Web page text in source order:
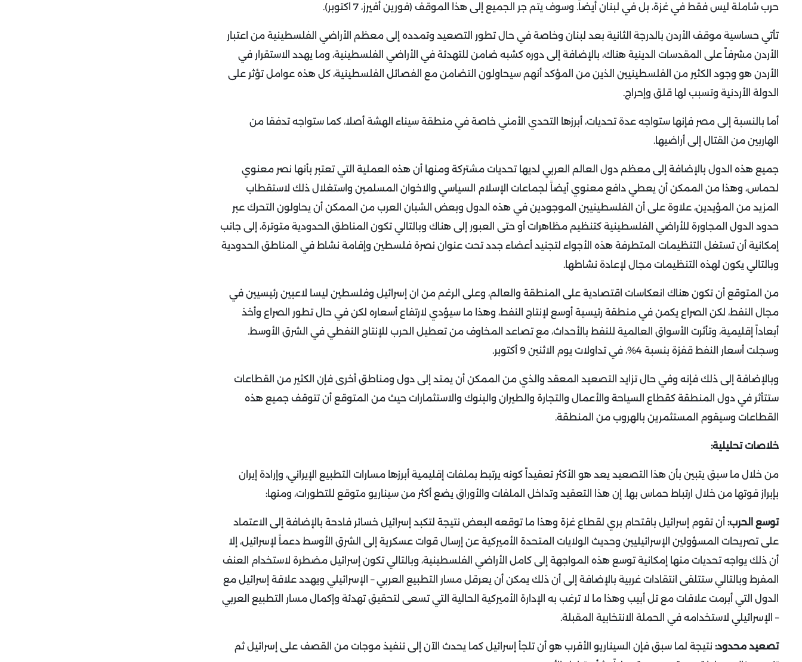
حرب شاملة ليس فقط في غزة، بل في لبنان أيضاً. وسوف يتم جر الجميع إلى هذا الموقف (فورين أفيرز، 7 اكتوبر).
تأتي حساسية موقف الأردن بالدرجة الثانية بعد لبنان وخاصة في حال تطور التصعيد وتمدده إلى معظم الأراضي الفلسطينية من اعتبار
الأردن مشرفاً على المقدسات الدينية هناك، بالإضافة إلى دوره كشبه ضامن للتهدئة في الأراضي الفلسطينية، وما يهدد الاستقرار في
الأردن هو وجود الكثير من الفلسطينيين الذين من المؤكد أنهم سيحاولون التضامن مع الفصائل الفلسطينية، كل هذه عوامل تؤثر على
الدولة الأردنية وتسبب لها قلق وإحراج.
أما بالنسبة إلى مصر فإنها ستواجه عدة تحديات، أبرزها التحدي الأمني خاصة في منطقة سيناء الهشة أصلا، كما ستواجه تدفقا من
الهاربين من القتال إلى أراضيها.
جميع هذه الدول بالإضافة إلى معظم دول العالم العربي لديها تحديات مشتركة ومنها أن هذه العملية التي تعتبر بأنها نصر معنوي
لحماس، وهذا من الممكن أن يعطي دافع معنوي أيضاً لجماعات الإسلام السياسي والاخوان المسلمين واستغلال ذلك لاستقطاب
المزيد من المؤيدين، علاوة على أن الفلسطينيين الموجودين في هذه الدول وبعض الشبان العرب من الممكن أن يحاولون التحرك عبر
حدود الدول المجاورة للأراضي الفلسطينية كتنظيم مظاهرات أو حتى العبور إلى هناك وبالتالي تكون المناطق الحدودية متوترة، إلى جانب
إمكانية أن تستغل التنظيمات المتطرفة هذه الأجواء لتجنيد أعضاء جدد تحت عنوان نصرة فلسطين وإقامة نشاط في المناطق الحدودية
وبالتالي يكون لهذه التنظيمات مجال لإعادة نشاطها.
من المتوقع أن تكون هناك انعكاسات اقتصادية على المنطقة والعالم، وعلى الرغم من ان إسرائيل وفلسطين ليسا لاعبين رئيسيين في
مجال النفط، لكن الصراع يكمن في منطقة رئيسية أوسع لإنتاج النفط، وهذا ما سيؤدي لارتفاع أسعاره لكن في حال تطور الصراع وأخذ
أبعاداً إقليمية، وتأثرت الأسواق العالمية للنفط بالأحداث، مع تصاعد المخاوف من تعطيل الحرب للإنتاج النفطي في الشرق الأوسط.
وسجلت أسعار النفط قفزة بنسبة 4%، في تداولات يوم الاثنين 9 أكتوبر.
وبالإضافة إلى ذلك فإنه وفي حال تزايد التصعيد المعقد والذي من الممكن أن يمتد إلى دول ومناطق أخرى فإن الكثير من القطاعات
ستتأثر في دول المنطقة كقطاع السياحة والأعمال والتجارة والطيران والبنوك والاستثمارات حيث من المتوقع أن تتوقف جميع هذه
القطاعات وسيقوم المستثمرين بالهروب من المنطقة.
خلاصات تحليلية:
من خلال ما سبق يتبين بأن هذا التصعيد يعد هو الأكثر تعقيداً كونه يرتبط بملفات إقليمية أبرزها مسارات التطبيع الإيراني، وإرادة إيران
بإبراز قوتها من خلال ارتباط حماس بها. إن هذا التعقيد وتداخل الملفات والأوراق يضع أكثر من سيناريو متوقع للتطورات، ومنها:
توسع الحرب: أن تقوم إسرائيل باقتحام بري لقطاع غزة وهذا ما توقعه البعض نتيجة لتكبد إسرائيل خسائر فادحة بالإضافة إلى الاعتماد
على تصريحات المسؤولين الإسرائيليين وحديث الولايات المتحدة الأميركية عن إرسال قوات عسكرية إلى الشرق الأوسط دعماً لإسرائيل، إلا
أن ذلك يواجه تحديات منها إمكانية توسع هذه المواجهة إلى كامل الأراضي الفلسطينية، وبالتالي تكون إسرائيل مضطرة لاستخدام العنف
المفرط وبالتالي ستتلقى انتقادات غربية بالإضافة إلى أن ذلك يمكن أن يعرقل مسار التطبيع العربي – الإسرائيلي ويهدد علاقة إسرائيل مع
الدول التي أبرمت علاقات مع تل أبيب وهذا ما لا ترغب به الإدارة الأميركية الحالية التي تسعى لتحقيق تهدئة وإكمال مسار التطبيع العربي
– الإسرائيلي لاستخدامه في الحملة الانتخابية المقبلة.
تصعيد محدود: نتيجة لما سبق فإن السيناريو الأقرب هو أن تلجأ إسرائيل كما يحدث الآن إلى تنفيذ موجات من القصف على إسرائيل ثم